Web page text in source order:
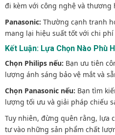
đi kèm với công nghệ và thương
Panasonic: Thường cạnh tranh
mang lại hiệu suất tốt với chi phí
Kết Luận: Lựa Chọn Nào Phù
Chọn Philips nếu: Bạn ưu tiên
lượng ánh sáng bảo vệ mắt và
Chọn Panasonic nếu: Bạn tìm
lượng tối ưu và giải pháp chiếu
Tuy nhiên, đừng quên rằng, lựa
tư vào những sản phẩm chất